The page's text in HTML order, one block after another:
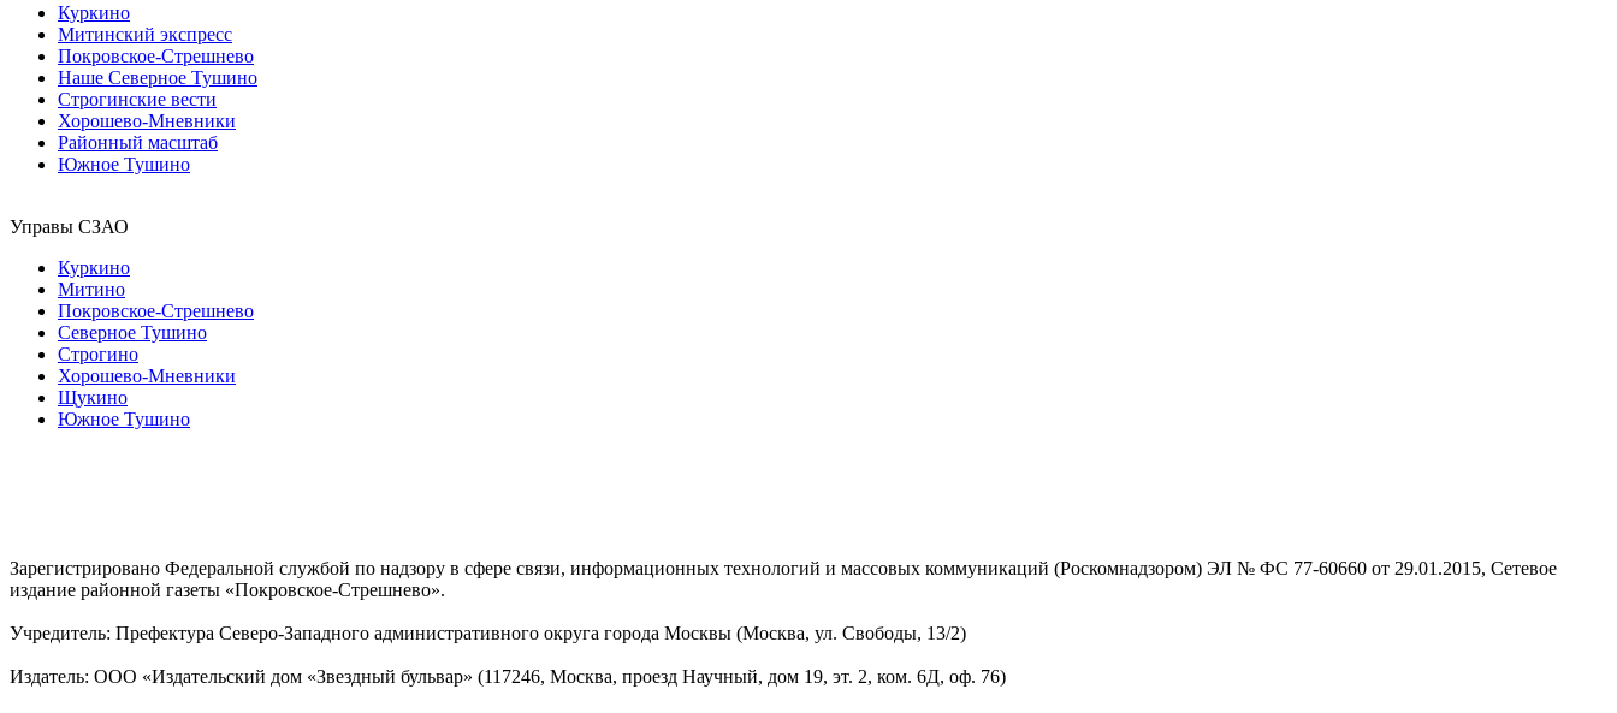
Куркино
Митинский экспресс
Покровское-Стрешнево
Наше Северное Тушино
Строгинские вести
Хорошево-Мневники
Районный масштаб
Южное Тушино
Управы СЗАО
Куркино
Митино
Покровское-Стрешнево
Северное Тушино
Строгино
Хорошево-Мневники
Щукино
Южное Тушино
Зарегистрировано Федеральной службой по надзору в сфере связи, информационных технологий и массовых коммуникаций (Роскомнадзором) ЭЛ № ФС 77-60660 от 29.01.2015, Сетевое
издание районной газеты «Покровское-Стрешнево».
Учредитель: Префектура Северо-Западного административного округа города Москвы (Москва, ул. Свободы, 13/2)
Издатель: ООО «Издательский дом «Звездный бульвар» (117246, Москва, проезд Научный, дом 19, эт. 2, ком. 6Д, оф. 76)